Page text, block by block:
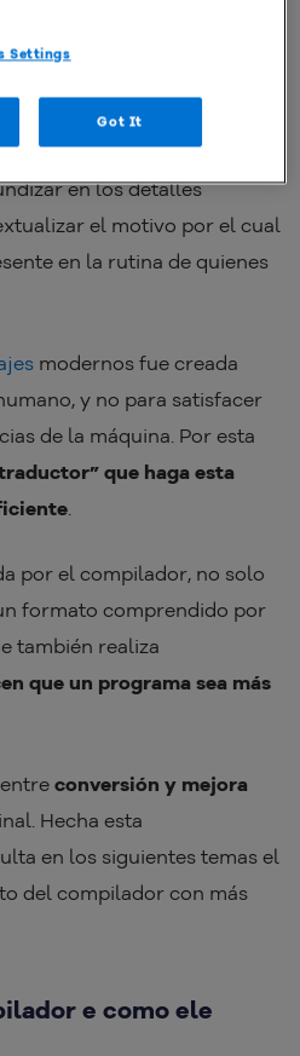
garantiza que el
en diferentes entornos
en los detalles
el motivo por el cual
en la rutina de quienes
modernos fue creada
y no para satisfacer
de la máquina. Por esta
que haga esta
.
por el compilador, no solo
formato comprendido por
también realiza
que un programa sea más
conversión y mejora
Hecha esta
en los siguientes temas el
del compilador con más
e como ele
Settings
Got It